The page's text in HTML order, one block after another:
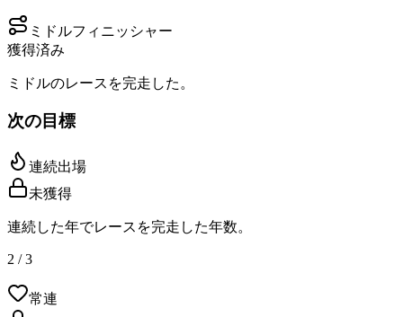
ミドルフィニッシャー
獲得済み
ミドルのレースを完走した。
次の目標
連続出場
未獲得
連続した年でレースを完走した年数。
2 / 3
常連